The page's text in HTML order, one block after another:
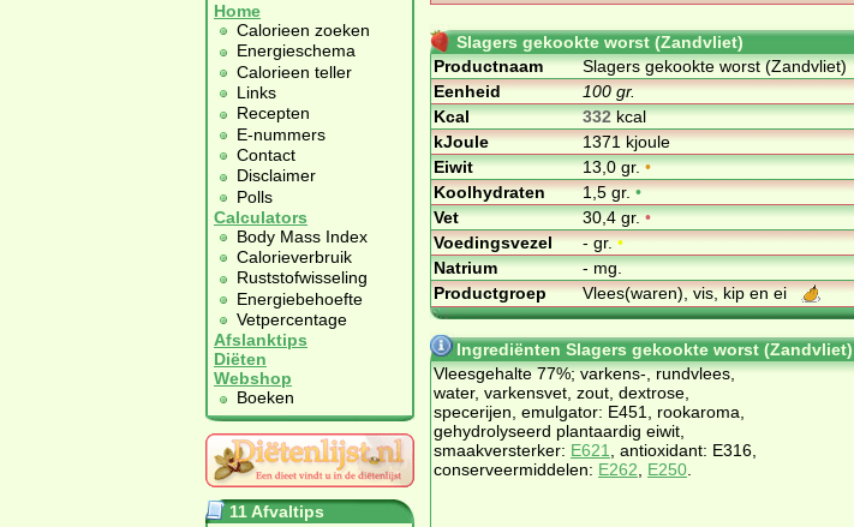
Home
Calorieen zoeken
Energieschema
Calorieen teller
Links
Recepten
E-nummers
Contact
Disclaimer
Polls
Calculators
Body Mass Index
Calorieverbruik
Ruststofwisseling
Energiebehoefte
Vetpercentage
Afslanktips
Diëten
Webshop
Boeken
11 Afvaltips
Slagers gekookte worst (Zandvliet)
Productnaam
Slagers gekookte worst (Zandvliet)
Eenheid
100 gr.
Kcal
332kcal
kJoule
1371 kjoule
Eiwit
13,0 gr.•
Koolhydraten
1,5 gr.•
Vet
30,4 gr.•
Voedingsvezel
- gr.•
Natrium
- mg.
Productgroep
Vlees(waren), vis, kip en ei
Ingrediënten Slagers gekookte worst (Zandvliet)
Vleesgehalte 77%; varkens-, rundvlees,
water, varkensvet, zout, dextrose,
specerijen, emulgator: E451, rookaroma,
gehydrolyseerd plantaardig eiwit,
smaakversterker: E621
, antioxidant: E316,
conserveermiddelen: E262 E250